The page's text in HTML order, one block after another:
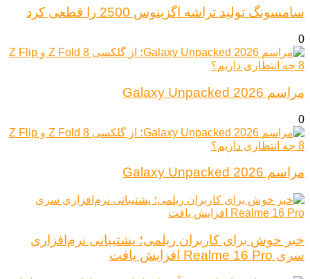
سامسونگ تولید تراشه اگزینوس 2500 را قطعی کرد
0
مراسم Galaxy Unpacked 2026
0
مراسم Galaxy Unpacked 2026
خبر خوش برای کاربران ریلمی؛ پشتیبانی نرم‌افزاری
سری Realme 16 Pro افزایش یافت